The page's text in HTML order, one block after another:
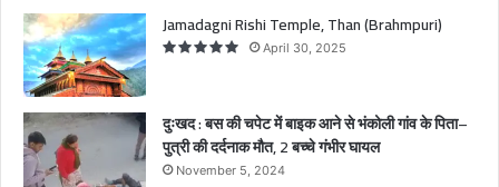
ली
गां
व
के
ता
पु
Jamadagni Rishi Temple, Than (Brahmpuri)
April 30, 2025
दुःखद : बस की चपेट में बाइक आने से भंकोली गांव के पिता–
पुत्री की दर्दनाक मौत, 2 बच्चे गंभीर घायल
November 5, 2024